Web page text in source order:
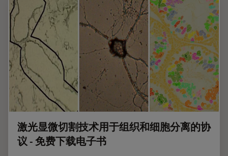
激光显微切割技术用于组织和细胞分离的协
议 - 免费下载电子书